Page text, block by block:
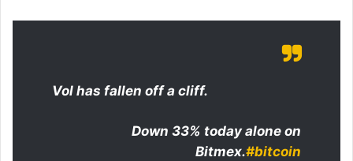
Vol has fallen off a cliff.
Down 33% today alone on
Bitmex.#bitcoin